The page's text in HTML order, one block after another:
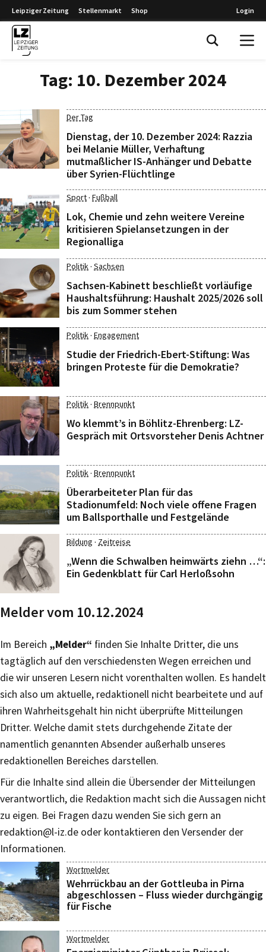
Leipziger Zeitung Stellenmarkt Shop Login
Tag: 10. Dezember 2024
Der Tag
Dienstag, der 10. Dezember 2024: Razzia
bei Melanie Müller, Verhaftung
mutmaßlicher IS-Anhänger und Debatte
über Syrien-Flüchtlinge
Sport· Fußball
Lok, Chemie und zehn weitere Vereine
kritisieren Spielansetzungen in der
Regionalliga
Politik· Sachsen
Sachsen-Kabinett beschließt vorläufige
Haushaltsführung: Haushalt 2025/2026 soll
bis zum Sommer stehen
Politik· Engagement
Studie der Friedrich-Ebert-Stiftung: Was
bringen Proteste für die Demokratie?
Politik· Brennpunkt
Wo klemmt’s in Böhlitz-Ehrenberg: LZ-
Gespräch mit Ortsvorsteher Denis Achtner
Politik· Brennpunkt
Überarbeiteter Plan für das
Stadionumfeld: Noch viele offene Fragen
um Ballsporthalle und Festgelände
Bildung · Zeitreise
„Wenn die Schwalben heimwärts ziehn …“:
Ein Gedenkblatt für Carl Herloßsohn
Melder vom 10.12.2024
Im Bereich „Melder“ finden Sie Inhalte Dritter, die uns
tagtäglich auf den verschiedensten Wegen erreichen und
die wir unseren Lesern nicht vorenthalten wollen. Es handelt
sich also um aktuelle, redaktionell nicht bearbeitete und auf
ihren Wahrheitsgehalt hin nicht überprüfte Mitteilungen
Dritter. Welche damit stets durchgehende Zitate der
namentlich genannten Absender außerhalb unseres
redaktionellen Bereiches darstellen.
Für die Inhalte sind allein die Übersender der Mitteilungen
verantwortlich, die Redaktion macht sich die Aussagen nicht
zu eigen. Bei Fragen dazu wenden Sie sich gern an
redaktion@l-iz.de oder kontaktieren den Versender der
Informationen.
Wortmelder
Wehrrückbau an der Gottleuba in Pirna
abgeschlossen – Fluss wieder durchgängig
für Fische
Wortmelder